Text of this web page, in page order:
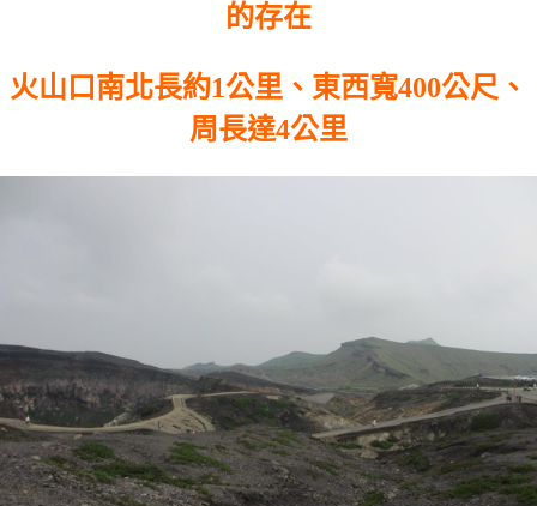
的存在
火山口南北長約1公里、東西寬400公尺、
周長達4公里